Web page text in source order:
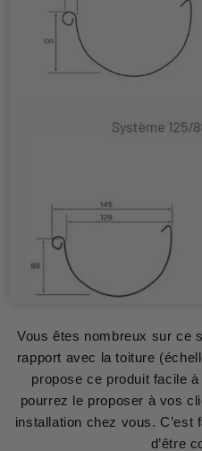
Vous êtes nombreux sur ce
rapport avec la toiture
propose ce produit facile
pourrez le proposer à vos
installation chez vous. C’est
d’être